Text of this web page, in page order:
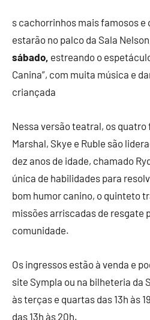
s cachorrinhos mais famosos e
estarão no palco da Sala
sábado, estreando o
Canina”, com muita música e
criançada
Nessa versão teatral, os
Marshal, Skye e Ruble são
dez anos de idade, chamado
única de habilidades para
bom humor canino, o quinteto
missões arriscadas de resgate
comunidade.
Os ingressos estão à venda e
site Sympla ou na bilheteria da
às terças e quartas das 13h às
das 13h às 20h.